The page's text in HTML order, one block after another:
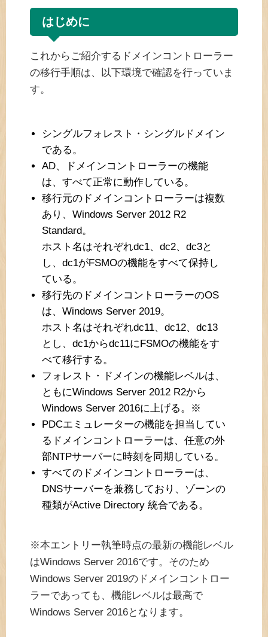
はじめに
これからご紹介するドメインコントローラー
の移行手順は、以下環境で確認を行っていま
す。
シングルフォレスト・シングルドメイン
である。
AD、ドメインコントローラーの機能
は、すべて正常に動作している。
移行元のドメインコントローラーは複数
あり、Windows Server 2012 R2
Standard。
ホスト名はそれぞれdc1、dc2、dc3と
し、dc1がFSMOの機能をすべて保持し
ている。
移行先のドメインコントローラーのOS
は、Windows Server 2019。
ホスト名はそれぞれdc11、dc12、dc13
とし、dc1からdc11にFSMOの機能をす
べて移行する。
フォレスト・ドメインの機能レベルは、
ともにWindows Server 2012 R2から
Windows Server 2016に上げる。※
PDCエミュレーターの機能を担当してい
るドメインコントローラーは、任意の外
部NTPサーバーに時刻を同期している。
すべてのドメインコントローラーは、
DNSサーバーを兼務しており、ゾーンの
種類がActive Directory 統合である。
※本エントリー執筆時点の最新の機能レベル
はWindows Server 2016です。そのため
Windows Server 2019のドメインコントロー
ラーであっても、機能レベルは最高で
Windows Server 2016となります。